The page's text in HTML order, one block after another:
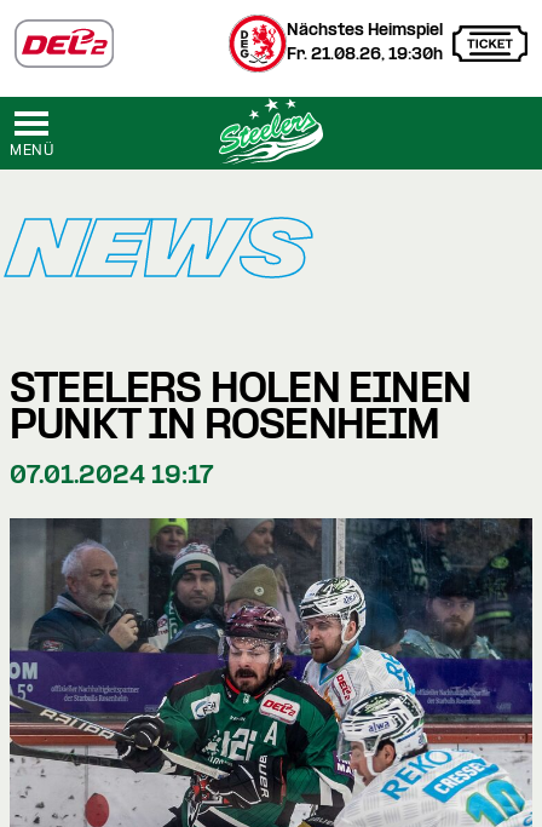
Nächstes Heimspiel
Fr. 21.08.26, 19:30h
MENÜ
NEWS
STEELERS HOLEN EINEN
PUNKT IN ROSENHEIM
07.01.2024 19:17